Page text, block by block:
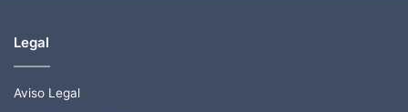
Legal
Aviso Legal